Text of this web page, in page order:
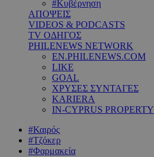
#Κυβέρνηση
ΑΠΟΨΕΙΣ
VIDEOS & PODCASTS
TV ΟΔΗΓΟΣ
PHILENEWS NETWORK
EN.PHILENEWS.COM
LIKE
GOAL
ΧΡΥΣΕΣ ΣΥΝΤΑΓΕΣ
KARIERA
IN-CYPRUS PROPERTY
#Καιρός
#Τζόκερ
#Φαρμακεία